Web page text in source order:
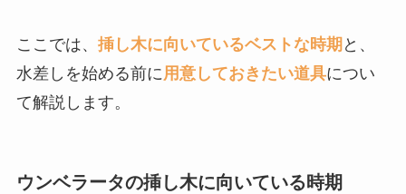
ここでは、 挿し木に向いているベストな時期 と、
水差しを始める前に 用意しておきたい道具につい
て解説します。
ウンベラータの挿し木に向いている時期